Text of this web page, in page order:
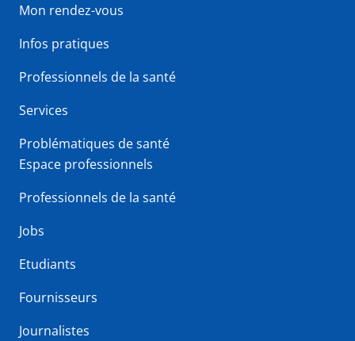
Mon rendez-vous
Infos pratiques
Professionnels de la santé
Services
Problématiques de santé
Espace professionnels
Professionnels de la santé
Jobs
Etudiants
Fournisseurs
Journalistes